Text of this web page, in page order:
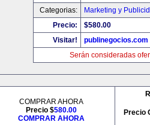
Categorias:
Marketing y
Precio:
$580.00
Visitar!
publinegocios.com
Serán consideradas
COMPRAR AHORA
Precio $580.00
COMPRAR AHORA
Precio